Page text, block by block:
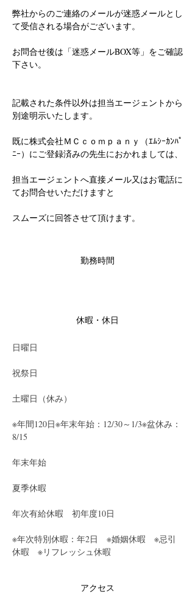
弊社からのご連絡のメールが迷惑メールとし
て受信される場合がございます。
お問合せ後は「迷惑メールBOX等」をご確認
下さい。
記載された条件以外は担当エージェントから
別途明示いたします。
既に株式会社ＭＣｃｏｍｐａｎｙ（ｴﾑｼｰｶﾝﾊﾟ
ﾆｰ）にご登録済みの先生におかれましては、
担当エージェントへ直接メール又はお電話に
てお問合せいただけますと
スムーズに回答させて頂けます。
勤務時間
休暇・休日
日曜日
祝祭日
土曜日（休み）
※年間120日※年末年始：12/30～1/3※盆休み：
8/15
年末年始
夏季休暇
年次有給休暇　初年度10日
※年次特別休暇：年2日　※婚姻休暇　※忌引
休暇　※リフレッシュ休暇
アクセス